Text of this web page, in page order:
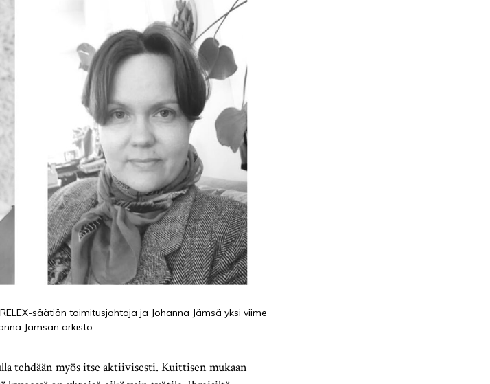
säätiön toimitusjohtaja ja Johanna Jämsä yksi viime
Jämsän arkisto.
tehdään myös itse aktiivisesti. Kuittisen mukaan